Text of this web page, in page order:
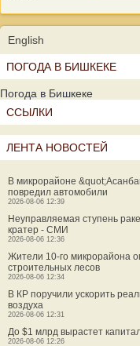
English
ПОГОДА В БИШКЕКЕ
Погода в Бишкеке
ССЫЛКИ
ЛЕНТА НОВОСТЕЙ
В микрорайоне
повредил автомобили
2026-08-06 12:39
Неуправляемая ступень
кратер - СМИ
2026-08-06 12:36
Жители 10-го микрорайона
строительных лесов
2026-08-06 12:34
В КР поручили ускорить
воздуха
2026-08-06 12:31
До $1 млрд вырастет
2026-08-06 12:26